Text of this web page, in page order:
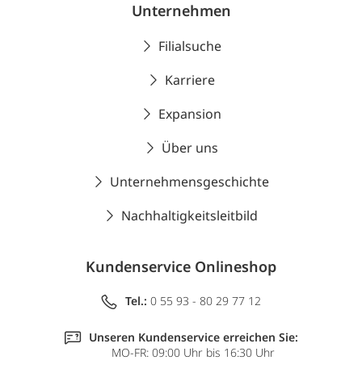
Unternehmen
Filialsuche
Karriere
Expansion
Über uns
Unternehmensgeschichte
Nachhaltigkeitsleitbild
Kundenservice Onlineshop
Tel.: 0 55 93 - 80 29 77 12
Unseren Kundenservice erreichen Sie:
MO-FR: 09:00 Uhr bis 16:30 Uhr